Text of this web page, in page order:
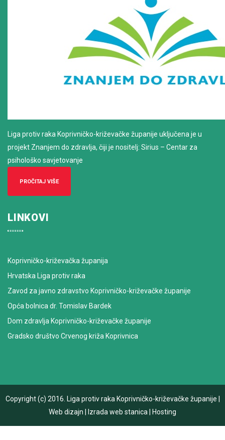
Liga protiv raka Koprivničko-križevačke županije uključena je u
projekt Znanjem do zdravlja, čiji je nositelj: Sirius – Centar za
psihološko savjetovanje
PROČITAJ VIŠE
LINKOVI
Koprivničko-križevačka županija
Hrvatska Liga protiv raka
Zavod za javno zdravstvo Koprivničko-križevačke županije
Opća bolnica dr. Tomislav Bardek
Dom zdravlja Koprivničko-križevačke županije
Gradsko društvo Crvenog križa Koprivnica
Copyright (c) 2016. Liga protiv raka Koprivničko-križevačke županije
Web dizajn
Izrada web stanica Hosting